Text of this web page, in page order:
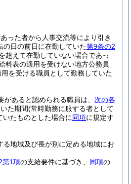
った者から人事交流等により引き
日の前日に在勤していた第9条の2
超えて在勤していない場合であっ
料表の適用を受けない地方公務員
を受ける職員として勤務していた
あると認められる職員は、 次の各
た期間(常時勤務に服する者として
たものとした場合に同項に規定す
る地域及び長が別に定める地域にお
第1項の支給要件に基づき、 同項の